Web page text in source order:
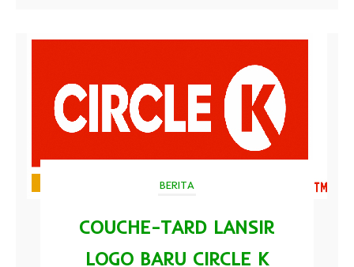
BERITA
COUCHE-TARD LANSIR
LOGO BARU CIRCLE K